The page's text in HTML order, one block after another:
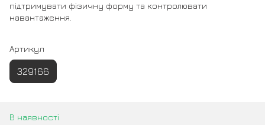
підтримувати фізичну форму та контролювати
навантаження.
Артикул
329166
В наявності